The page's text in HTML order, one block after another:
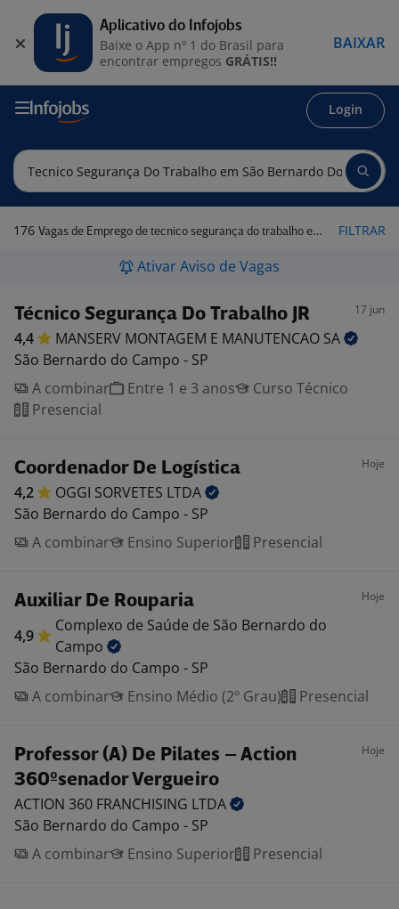
Login
176 Vagas de Emprego de tecnico segurança do trabalho em São Bernardo do Campo - SP FILTRAR
Ativar Aviso de Vagas
Técnico Segurança Do Trabalho JR 17 jun
4,4 MANSERV MONTAGEM E MANUTENCAO SA
São Bernardo do Campo - SP
A combinar
Entre 1 e 3 anos
Curso Técnico
Presencial
Coordenador De Logística Hoje
4,2 OGGI SORVETES LTDA
São Bernardo do Campo - SP
A combinar
Ensino Superior Presencial
Auxiliar De Rouparia Hoje
4,9
Complexo de Saúde de São Bernardo do
Campo
São Bernardo do Campo - SP
A combinar
Ensino Médio (2º Grau) Presencial
Professor (A) De Pilates – Action
360ºsenador Vergueiro
Hoje
ACTION 360 FRANCHISING LTDA
São Bernardo do Campo - SP
A combinar
Ensino Superior Presencial
Aplicativo do Infojobs
Baixe o App nº 1 do Brasil para
encontrar empregos GRÁTIS!!
BAIXAR